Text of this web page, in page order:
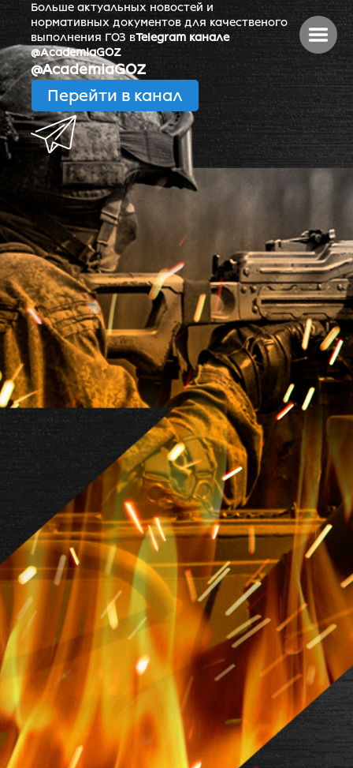
Больше актуальных новостей и
нормативных документов для качественого
выполнения ГОЗ вTelegram канале
@AcademiaGOZ
@AcademiaGOZ
Перейти в канал